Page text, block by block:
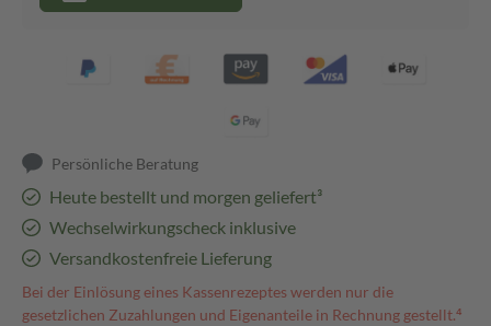
Persönliche Beratung
Heute bestellt und morgen geliefert³
Wechselwirkungscheck inklusive
Versandkostenfreie Lieferung
Bei der Einlösung eines Kassenrezeptes werden nur die
gesetzlichen Zuzahlungen und Eigenanteile in Rechnung gestellt.⁴